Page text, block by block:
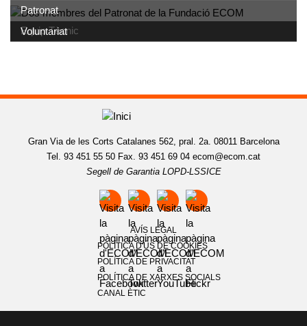
Patronat
Equip Tècnic
Voluntariat
Gran Via de les Corts Catalanes 562, pral. 2a. 08011 Barcelona
Tel. 93 451 55 50 Fax. 93 451 69 04 ecom@ecom.cat
Segell de Garantia LOPD-LSSICE
AVÍS LEGAL
POLÍTICA D'ÚS DE COOKIES
POLÍTICA DE PRIVACITAT
POLÍTICA DE XARXES SOCIALS
CANAL ÈTIC